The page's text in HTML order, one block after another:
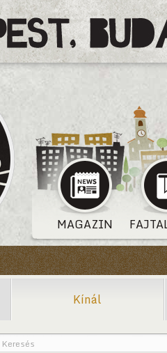
MAGAZIN
Kínál